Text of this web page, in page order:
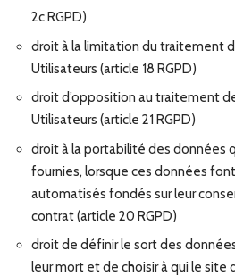
2c RGPD)
droit à la limitation du traitement
Utilisateurs (article 18 RGPD)
droit d’opposition au traitement
Utilisateurs (article 21 RGPD)
droit à la portabilité des données
fournies, lorsque ces données
automatisés fondés sur leur
contrat (article 20 RGPD)
droit de définir le sort des
leur mort et de choisir à qui le site